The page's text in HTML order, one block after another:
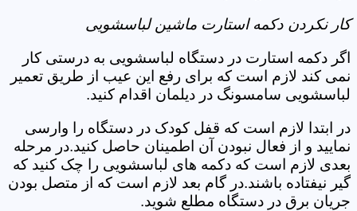
کار نکردن دکمه استارت ماشین لباسشویی
اگر دکمه استارت در دستگاه لباسشویی به درستی کار
نمی کند لازم است که برای رفع این عیب از طریق تعمیر
لباسشویی سامسونگ در دیلمان اقدام کنید.
در ابتدا لازم است که قفل کودک در دستگاه را وارسی
نمایید و از فعال نبودن آن اطمینان حاصل کنید.در مرحله
بعدی لازم است که دکمه های لباسشویی را چک کنید که
گیر نیفتاده باشند.در گام بعد لازم است که از متصل بودن
جریان برق در دستگاه مطلع شوید.